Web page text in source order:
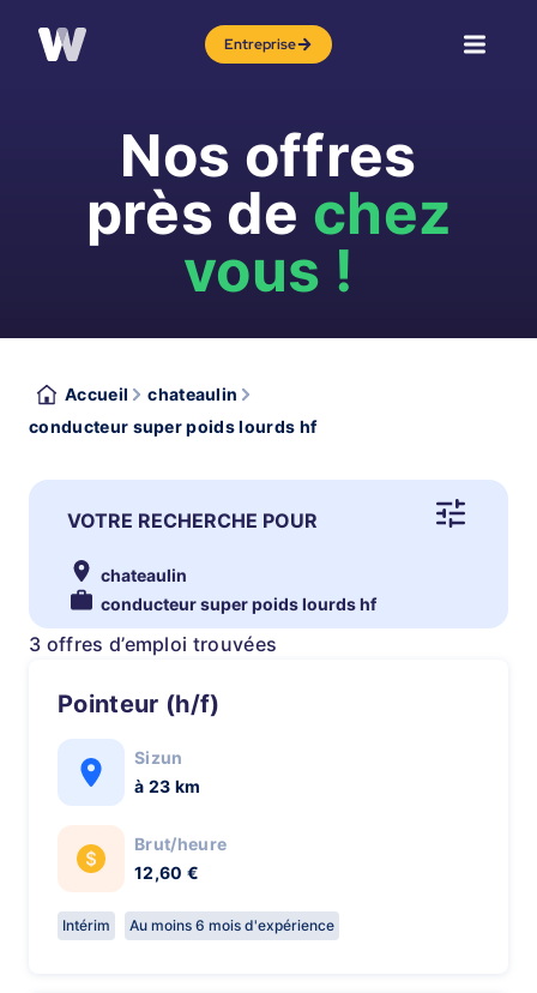
Entreprise
Nos offres
près de chez
vous !
Accueil
chateaulin
conducteur super poids lourds hf
VOTRE RECHERCHE POUR
chateaulin
conducteur super poids lourds hf
3 offres d’emploi trouvées
Pointeur (h/f)
Sizun
à 23 km
Brut/heure
12,60 €
Intérim Au moins 6 mois d'expérience